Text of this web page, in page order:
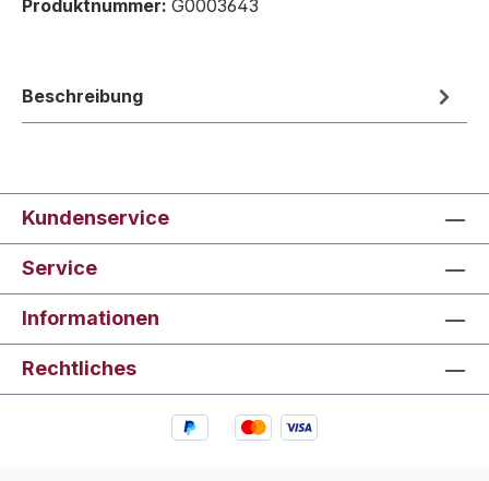
Produktnummer: G0003643
Beschreibung
Kundenservice
Service
Informationen
Rechtliches